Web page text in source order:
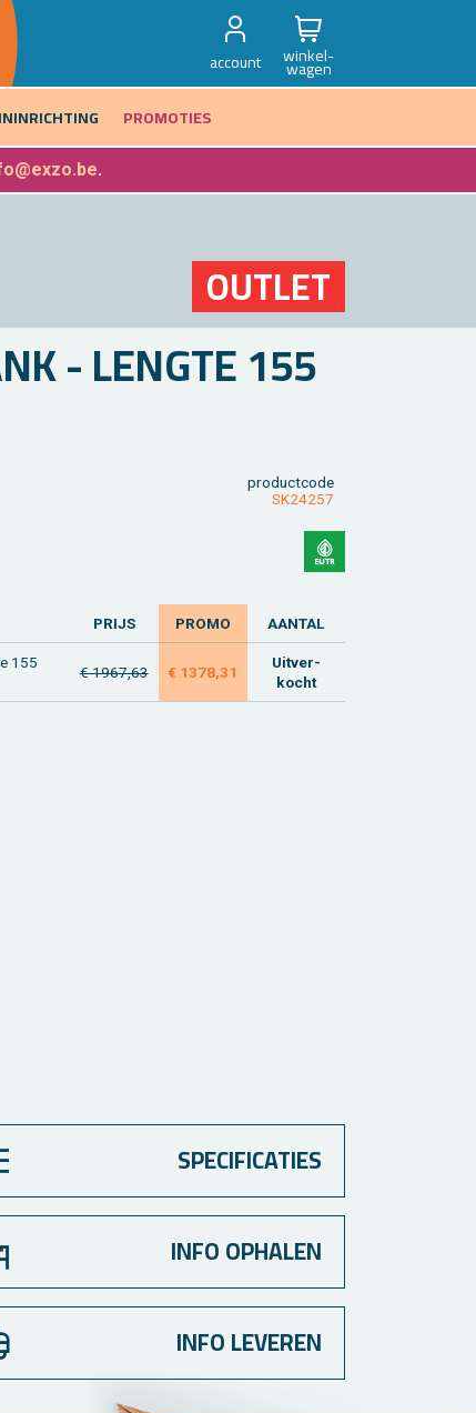
account winkel-
wagen
PROMOTIES
.
OUT­LET
- LENG­TE 155
product­code
SK24257
PRIJS PROMO AAN­TAL
155
€ 1967,63 € 1378,31
Uit­ver­
kocht
SPECIFICATIES
INFO OPHALEN
INFO LEVEREN